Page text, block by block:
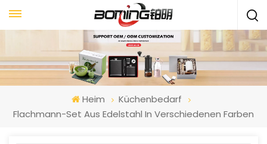
Heim
Küchenbedarf
Flachmann-Set Aus Edelstahl In Verschiedenen Farben